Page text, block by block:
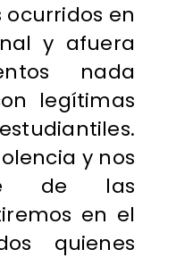
ocurridos en
y afuera
nada
legítimas
y nos
de las
en el
quienes